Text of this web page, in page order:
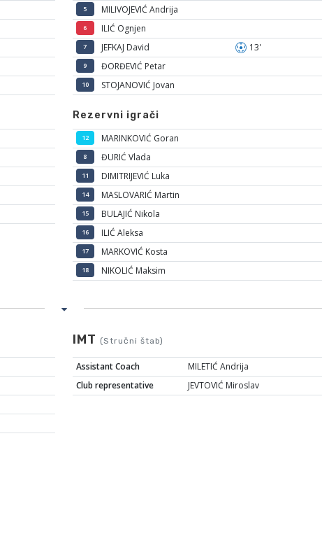
5 MILIVOJEVIĆ Andrija
6 ILIĆ Ognjen
7 JEFKAJ David 13'
9 ĐORĐEVIĆ Petar
10 STOJANOVIĆ Jovan
Rezervni igrači
12 MARINKOVIĆ Goran
8 ĐURIĆ Vlada
11 DIMITRIJEVIĆ Luka
14 MASLOVARIĆ Martin
15 BULAJIĆ Nikola
16 ILIĆ Aleksa
17 MARKOVIĆ Kosta
18 NIKOLIĆ Maksim
IMT (Stručni štab)
Assistant Coach
MILETIĆ Andrija
Club representative
JEVTOVIĆ Miroslav